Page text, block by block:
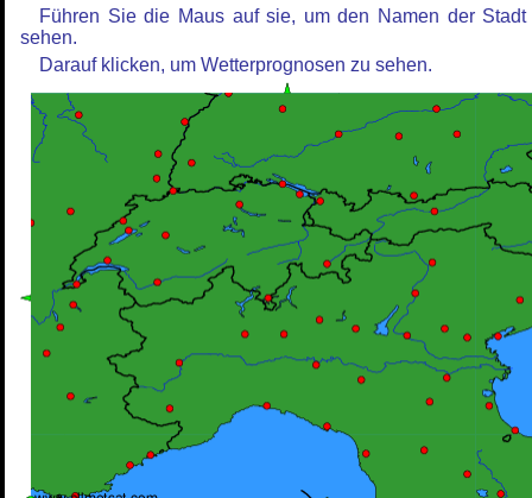
Führen Sie die Maus auf sie, um den Namen der Stadt
sehen.
Darauf klicken, um Wetterprognosen zu sehen.